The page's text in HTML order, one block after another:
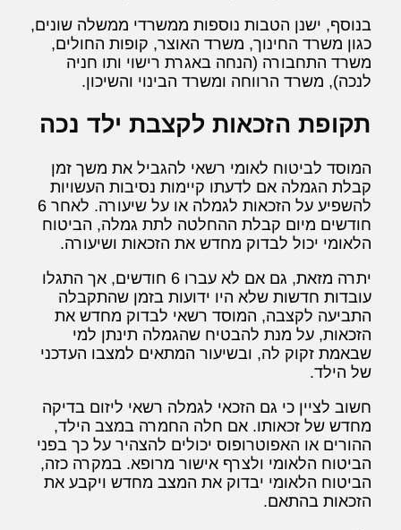
בנוסף, ישנן הטבות נוספות ממשרדי ממשלה שונים,
כגון משרד החינוך, משרד האוצר, קופות החולים,
משרד התחבורה (הנחה באגרת רישוי ותו חניה
לנכה), משרד הרווחה ומשרד הבינוי והשיכון.
תקופת הזכאות לקצבת ילד נכה
המוסד לביטוח לאומי רשאי להגביל את משך זמן
קבלת הגמלה אם לדעתו קיימות נסיבות העשויות
להשפיע על הזכאות לגמלה או על שיעורה. לאחר 6
חודשים מיום קבלת ההחלטה לתת גמלה, הביטוח
הלאומי יכול לבדוק מחדש את הזכאות ושיעורה.
יתרה מזאת, גם אם לא עברו 6 חודשים, אך התגלו
עובדות חדשות שלא היו ידועות בזמן שהתקבלה
התביעה לקצבה, המוסד רשאי לבדוק מחדש את
הזכאות, על מנת להבטיח שהגמלה תינתן למי
שבאמת זקוק לה, ובשיעור המתאים למצבו העדכני
של הילד.
חשוב לציין כי גם הזכאי לגמלה רשאי ליזום בדיקה
מחדש של זכאותו. אם חלה החמרה במצב הילד,
ההורים או האפוטרופוס יכולים להצהיר על כך בפני
הביטוח הלאומי ולצרף אישור מרופא. במקרה כזה,
הביטוח הלאומי יבדוק את המצב מחדש ויקבע את
הזכאות בהתאם.